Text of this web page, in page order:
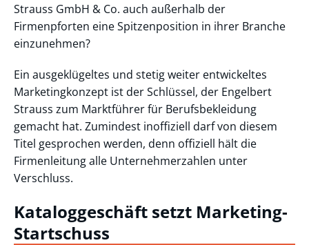
Strauss GmbH & Co. auch außerhalb der
Firmenpforten eine Spitzenposition in ihrer Branche
einzunehmen?
Ein ausgeklügeltes und stetig weiter entwickeltes
Marketingkonzept ist der Schlüssel, der Engelbert
Strauss zum Marktführer für Berufsbekleidung
gemacht hat. Zumindest inoffiziell darf von diesem
Titel gesprochen werden, denn offiziell hält die
Firmenleitung alle Unternehmerzahlen unter
Verschluss.
Kataloggeschäft setzt Marketing-
Startschuss